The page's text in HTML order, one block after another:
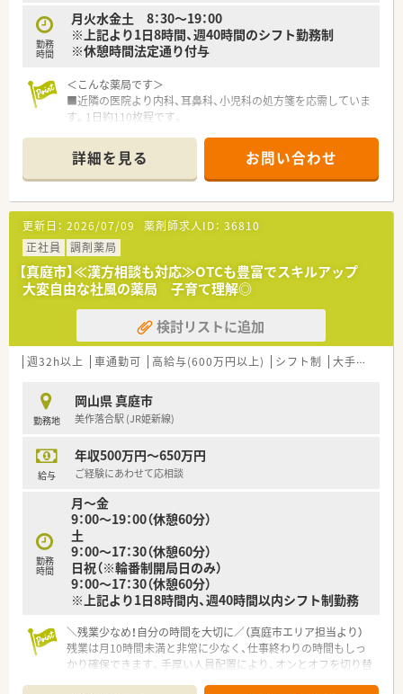
勤務
時間
月火水金土 8：30～19：00
※上記より1日8時間、週40時間のシフト勤務制
※休憩時間法定通り付与
＜こんな薬局です＞
■近隣の医院より内科、耳鼻科、小児科の処方箋を応需していま
す。1日約110枚程です。
通勤もご相談いただけます。
＜教育体制＞
■入社後1～3年の間は店舗の先輩方の指導の元、実務を経験し
ていきます。
＜法人特徴＞
■総社市・倉敷市中心に、岡山県内に展開する地域密着型のチェ
ーン薬局です。
■新しい環境に挑戦してみたい方、綺麗な店舗で働きたい方必見
です！
■おかやま子育て応援宣言企業です。子育て支援の一環として、
社員向けにお子さんを一時的に預かる施設も準備しているため、
復職の際もスムーズに復帰することが可能です。
あり、社員同士の交流を深めることで、仕事での連携も深め、よ
り良い仕事ができるようにしています。
■各店舗アロマテラピーを取り入れたり、OTC医薬品だけでなく
薬局づくりを心がけています。
■業務における自分の頑張りをしっかりと評価してもらいたい
方
■ただ調剤をするだけでなく、イベントなど様々な催しを通して
地域住民の方と交流を深めたい方
詳細を見る お問い合わせ
更新日： 2026/07/09 薬剤師求人ID： 36810
正社員
調剤薬局
【真庭市】≪漢方相談も対応≫OTCも豊富でスキルアップ
大変自由な社風の薬局 子育て理解◎
検討リストに追加
週32h以上 車通勤可 高給与(600万円以上) シフト制 大手チェーン以外
勤務地
岡山県 真庭市
美作落合駅 (JR姫新線)
給与
年収500万円～650万円
ご経験にあわせて応相談
勤務
時間
月～金
9：00～19：00（休憩60分）
土
9：00～17：30（休憩60分）
日祝（※輪番制開局日のみ）
9：00～17：30（休憩60分）
※上記より1日8時間内、週40時間以内シフト制勤務
＼残業少なめ！自分の時間を大切に／（真庭市エリア担当より）
残業は月10時間未満と非常に少なく、仕事終わりの時間もしっ
かり確保できます。手厚い人員配置により、オンとオフを切り替